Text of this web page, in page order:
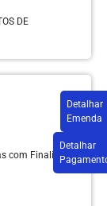
DE
com Finalidade
Detalhar
Emenda
Detalhar